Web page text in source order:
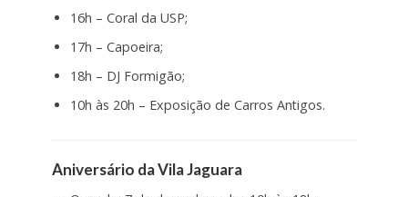
16h – Coral da USP;
17h – Capoeira;
18h – DJ Formigão;
10h às 20h – Exposição de Carros Antigos.
Aniversário da Vila Jaguara